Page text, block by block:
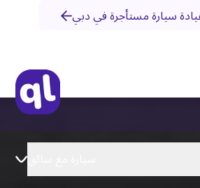
سيارة مستأجرة في دبي